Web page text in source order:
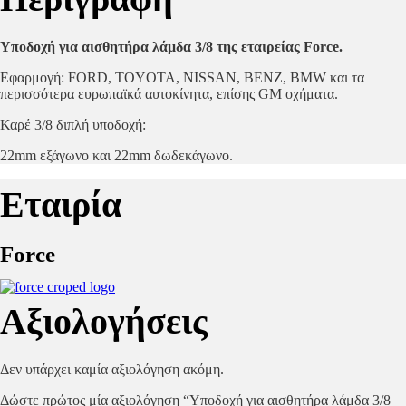
Υποδοχή για αισθητήρα λάμδα 3/8 της εταιρείας Force.
Εφαρμογή: FORD, TOYOTA, NISSAN, BENZ, BMW και τα
περισσότερα ευρωπαϊκά αυτοκίνητα, επίσης GM οχήματα.
Καρέ 3/8 διπλή υποδοχή:
22mm εξάγωνο και 22mm δωδεκάγωνο.
Εταιρία
Force
Αξιολογήσεις
Δεν υπάρχει καμία αξιολόγηση ακόμη.
Δώστε πρώτος μία αξιολόγηση “Υποδοχή για αισθητήρα λάμδα 3/8